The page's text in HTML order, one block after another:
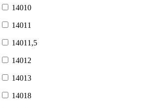
14010
14011
14011,5
14012
14013
14018